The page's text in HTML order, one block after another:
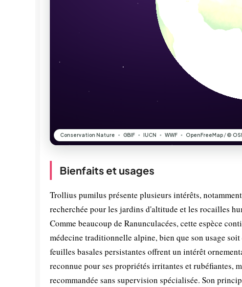
Bienfaits et usages
Trollius pumilus présente plusieurs intérêts,
recherchée pour les jardins d'altitude et les rocailles
Comme beaucoup de Ranunculacées, cette espèce
médecine traditionnelle alpine, bien que son usage
feuilles basales persistantes offrent un intérêt
reconnue pour ses propriétés irritantes et
recommandée sans supervision spécialisée. Son